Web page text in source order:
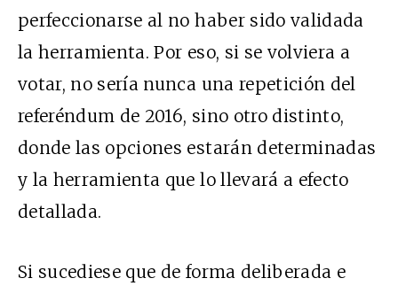
perfeccionarse al no haber sido validada
la herramienta. Por eso, si se volviera a
votar, no sería nunca una repetición del
referéndum de 2016, sino otro distinto,
donde las opciones estarán determinadas
y la herramienta que lo llevará a efecto
detallada.
Si sucediese que de forma deliberada e